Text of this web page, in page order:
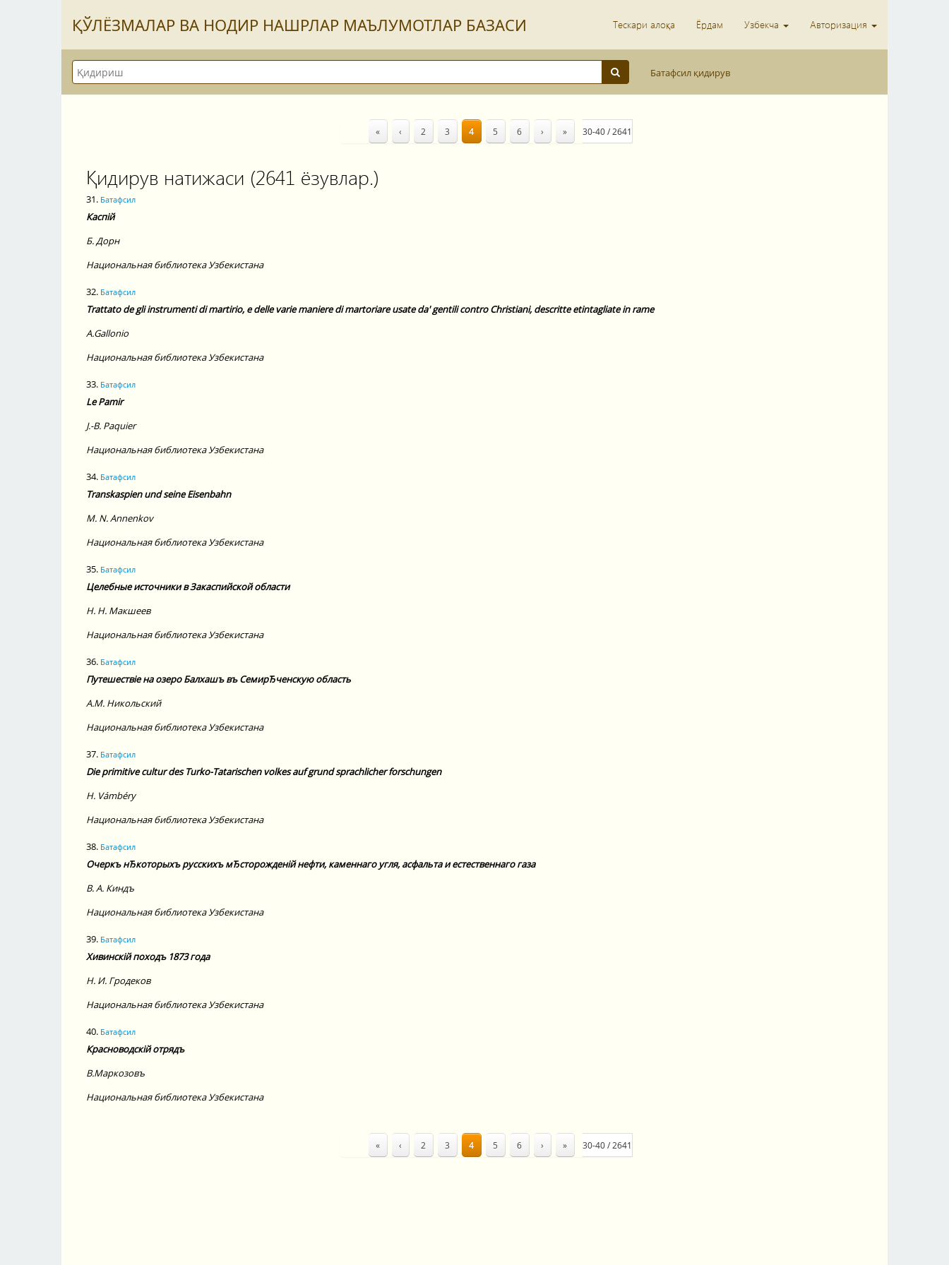
ҚЎЛЁЗМАЛАР ВА НОДИР НАШРЛАР МАЪЛУМОТЛАР БАЗАСИ Тескари алоқа Ёрдам Узбекча Авторизация
Батафсил қидирув
« ‹ 2 3 4 5 6 › » 30-40 / 2641
Қидирув натижаси (2641 ёзувлар.)
31. Батафсил
Каспiй
Б.Дорн
Национальная библиотека Узбекистана
32. Батафсил
Trattato de gli instrumenti di martirio, e delle varie maniere di martoriare usate da' gentili contro Christiani, descritte etintagliate in rame
A.Gallonio
Национальная библиотека Узбекистана
33. Батафсил
Le Pamir
J.-B. Paquier
Национальная библиотека Узбекистана
34. Батафсил
Transkaspien und seine Eisenbahn
M. N.Annenkov
Национальная библиотека Узбекистана
35. Батафсил
Целебные источники в Закаспийской области
Н. Н. Макшеев
Национальная библиотека Узбекистана
36. Батафсил
Путешествiе на озеро Балхашъ въ СемирЂченскую область
А.М. Никольский
Национальная библиотека Узбекистана
37. Батафсил
Die primitive cultur des Turko-Tatarischen volkes auf grund sprachlicher forschungen
H. Vámbéry
Национальная библиотека Узбекистана
38. Батафсил
Очеркъ нЂкоторыхъ русскихъ мЂсторожденiй нефти, каменнаго угля, асфальта и естественнаго газа
В. А. Киндъ
Национальная библиотека Узбекистана
39. Батафсил
Хивинскiй походъ 1873 года
Н. И. Гродеков
Национальная библиотека Узбекистана
40. Батафсил
Красноводскiй отрядъ
В.Маркозовъ
Национальная библиотека Узбекистана
« ‹ 2 3 4 5 6 › » 30-40 / 2641